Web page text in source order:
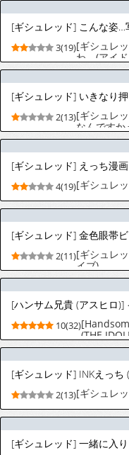
茗芽汉化]
3(19)[ギシュレ
わ。(アイ
[ギシュレッド] いきなり
2(13)[ギシュレ
なんですか
[ギシュレッド] えっち漫画
4(19)[ギシュレ
[ギシュレッド] 金色眼帯
2(11)[ギシュレ
イブ)
10(32)
(THE
[Digital]
[ギシュレッド] INKえっ
2(13)[ギシュレ